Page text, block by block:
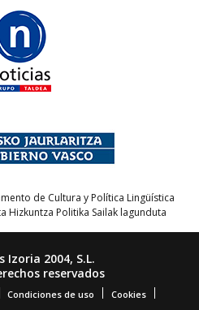
de Cultura y Política Lingüística
Hizkuntza Politika Sailak lagunduta
Izoria 2004, S.L.
reservados
Condiciones de uso Cookies